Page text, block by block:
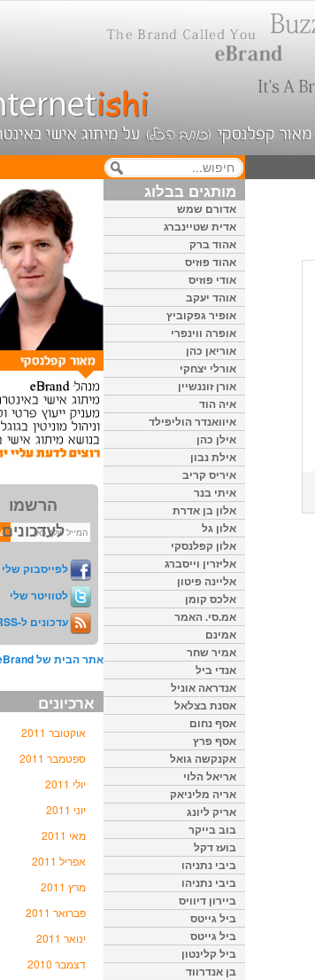
הרשמו
לעדכונים
לפייסבוק שלי
לטוויטר שלי
עדכונים ל-RSS
אתר הבית של eBrand
ארכיונים
אוקטובר 2011
ספטמבר 2011
יולי 2011
יוני 2011
מאי 2011
אפריל 2011
מרץ 2011
פברואר 2011
ינואר 2011
דצמבר 2010
מותגים בבלוג
אדורם שמש
אדית שטיינברג
אהוד ברק
אהוד פוזיס
אודי פוזיס
אוהד יעקב
אופיר גפקוביץ
אופרה ווינפרי
אוריאן כהן
אורלי יצחקי
אורן זוננשיין
איה הוד
איוואנדר הוליפילד
אילן כהן
אילת נבון
איריס קריב
איתי בנר
אלון בן אדרת
אלון גל
אלון קפלנסקי
אליזרין וייסברג
אליינה פיטון
אלכס קומן
אמ.סי. האמר
אמינם
אמיר שחר
אנדי ביל
אנדראה אוניל
אסנת בצלאל
אסף נחום
אסף פרץ
אקנקשה גואל
אריאל הלוי
אריה מליניאק
אריק ליונג
בוב בייקר
בועז דקל
ביבי נתניהו
ביבי נתניהו
ביירון דיוויס
ביל גייטס
ביל גייטס
ביל קלינטון
בן אנדרווד